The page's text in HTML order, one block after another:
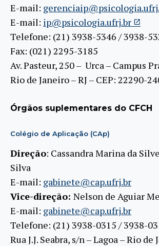
E-mail:
E-mail: ip@psicologia.ufrj.br
Telefone: (21) 3938-5346 / 3938-
Fax: (021) 2295-3185
Av. Pasteur, 250 – Urca – Campus
Rio de Janeiro – RJ – CEP: 22290-
Órgãos suplementares do CFCH
Colégio de Aplicação (CAp)
Direção: Cassandra Marina da
Silva
E-mail: gabinete@cap.ufrj.br
Vice-direção: Nelson de Aguiar
E-mail: gabinete@cap.ufrj.br
Telefone: (21) 3938-0315 / 3938-
Rua J.J. Seabra, s/n – Lagoa – Rio de